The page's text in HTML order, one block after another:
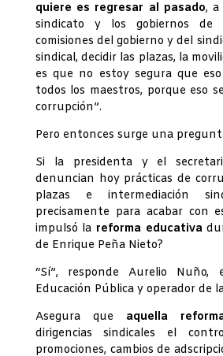
quiere es regresar al pasado, a
sindicato y los gobiernos de
comisiones del gobierno y del
sindical, decidir las plazas, la
es que no estoy segura que
todos los maestros, porque eso
corrupción”.
Pero entonces surge una
Si la presidenta y el
denuncian hoy prácticas de
plazas e intermediación
precisamente para acabar con
impulsó la reforma educativa
de Enrique Peña Nieto?
“Sí”, responde Aurelio Nuño,
Educación Pública y operador de
Asegura que aquella
dirigencias sindicales el
promociones, cambios de